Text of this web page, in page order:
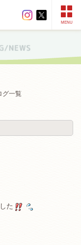
MENU
グ一覧
た